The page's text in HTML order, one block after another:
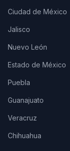
Ciudad de México
Jalisco
Nuevo León
Estado de México
Puebla
Guanajuato
Veracruz
Chihuahua